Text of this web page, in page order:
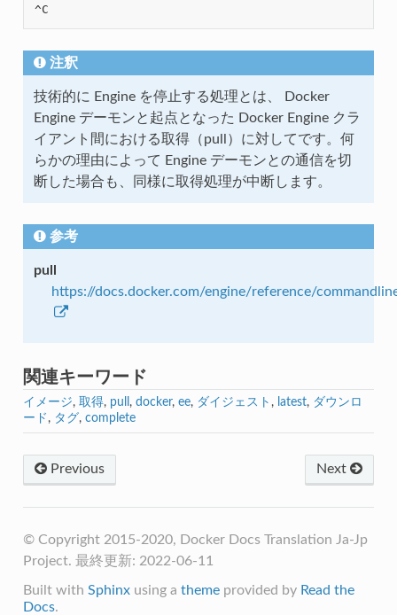
注釈
技術的に Engine を停止する処理とは、 Docker
Engine デーモンと起点となった Docker Engine クラ
イアント間における取得（pull）に対してです。何
らかの理由によって Engine デーモンとの通信を切
断した場合も、同様に取得処理が中断します。
参考
pull
https://docs.docker.com/engine/reference/
関連キーワード
イメージ, 取得, pull , docker, ee, ダイジェスト , latest, ダウンロ
ード , タグ, complete
Next
Previous
© Copyright 2015-2020, Docker Docs Translation Ja-Jp
Project. 最終更新: 2022-06-11
Built with Sphinxusing a themeprovided by Read the
Docs.